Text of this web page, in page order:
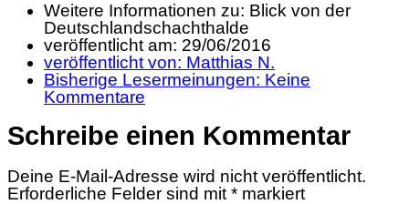
Weitere Informationen zu: Blick von der
Deutschlandschachthalde
veröffentlicht am: 29/06/2016
veröffentlicht von: Matthias N.
Bisherige Lesermeinungen: Keine
Kommentare
Schreibe einen Kommentar
Deine E-Mail-Adresse wird nicht veröffentlicht.
Erforderliche Felder sind mit * markiert